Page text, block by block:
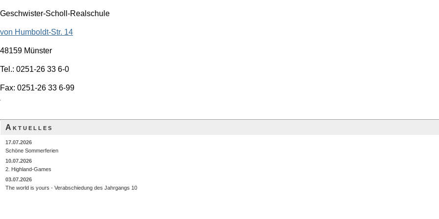
Geschwister-Scholl-Realschule
von Humboldt-Str. 14
48159 Münster
Tel.: 0251-26 33 6-0
Fax: 0251-26 33 6-99
Aktuelles
17.07.2026
Schöne Sommerferien
10.07.2026
2. Highland-Games
03.07.2026
The world is yours - Verabschiedung des Jahrgangs 10